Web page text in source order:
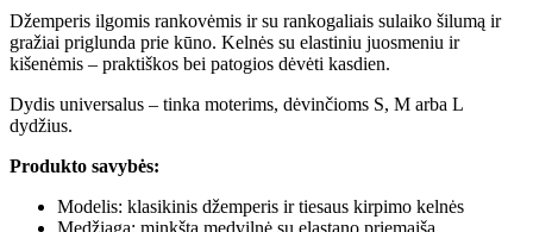
Džemperis ilgomis rankovėmis ir su rankogaliais sulaiko šilumą ir
gražiai priglunda prie kūno. Kelnės su elastiniu juosmeniu ir
kišenėmis – praktiškos bei patogios dėvėti kasdien.
Dydis universalus – tinka moterims, dėvinčioms S, M arba L
dydžius.
Produkto savybės:
Modelis: klasikinis džemperis ir tiesaus kirpimo kelnės
Medžiaga: minkšta medvilnė su elastano priemaiša